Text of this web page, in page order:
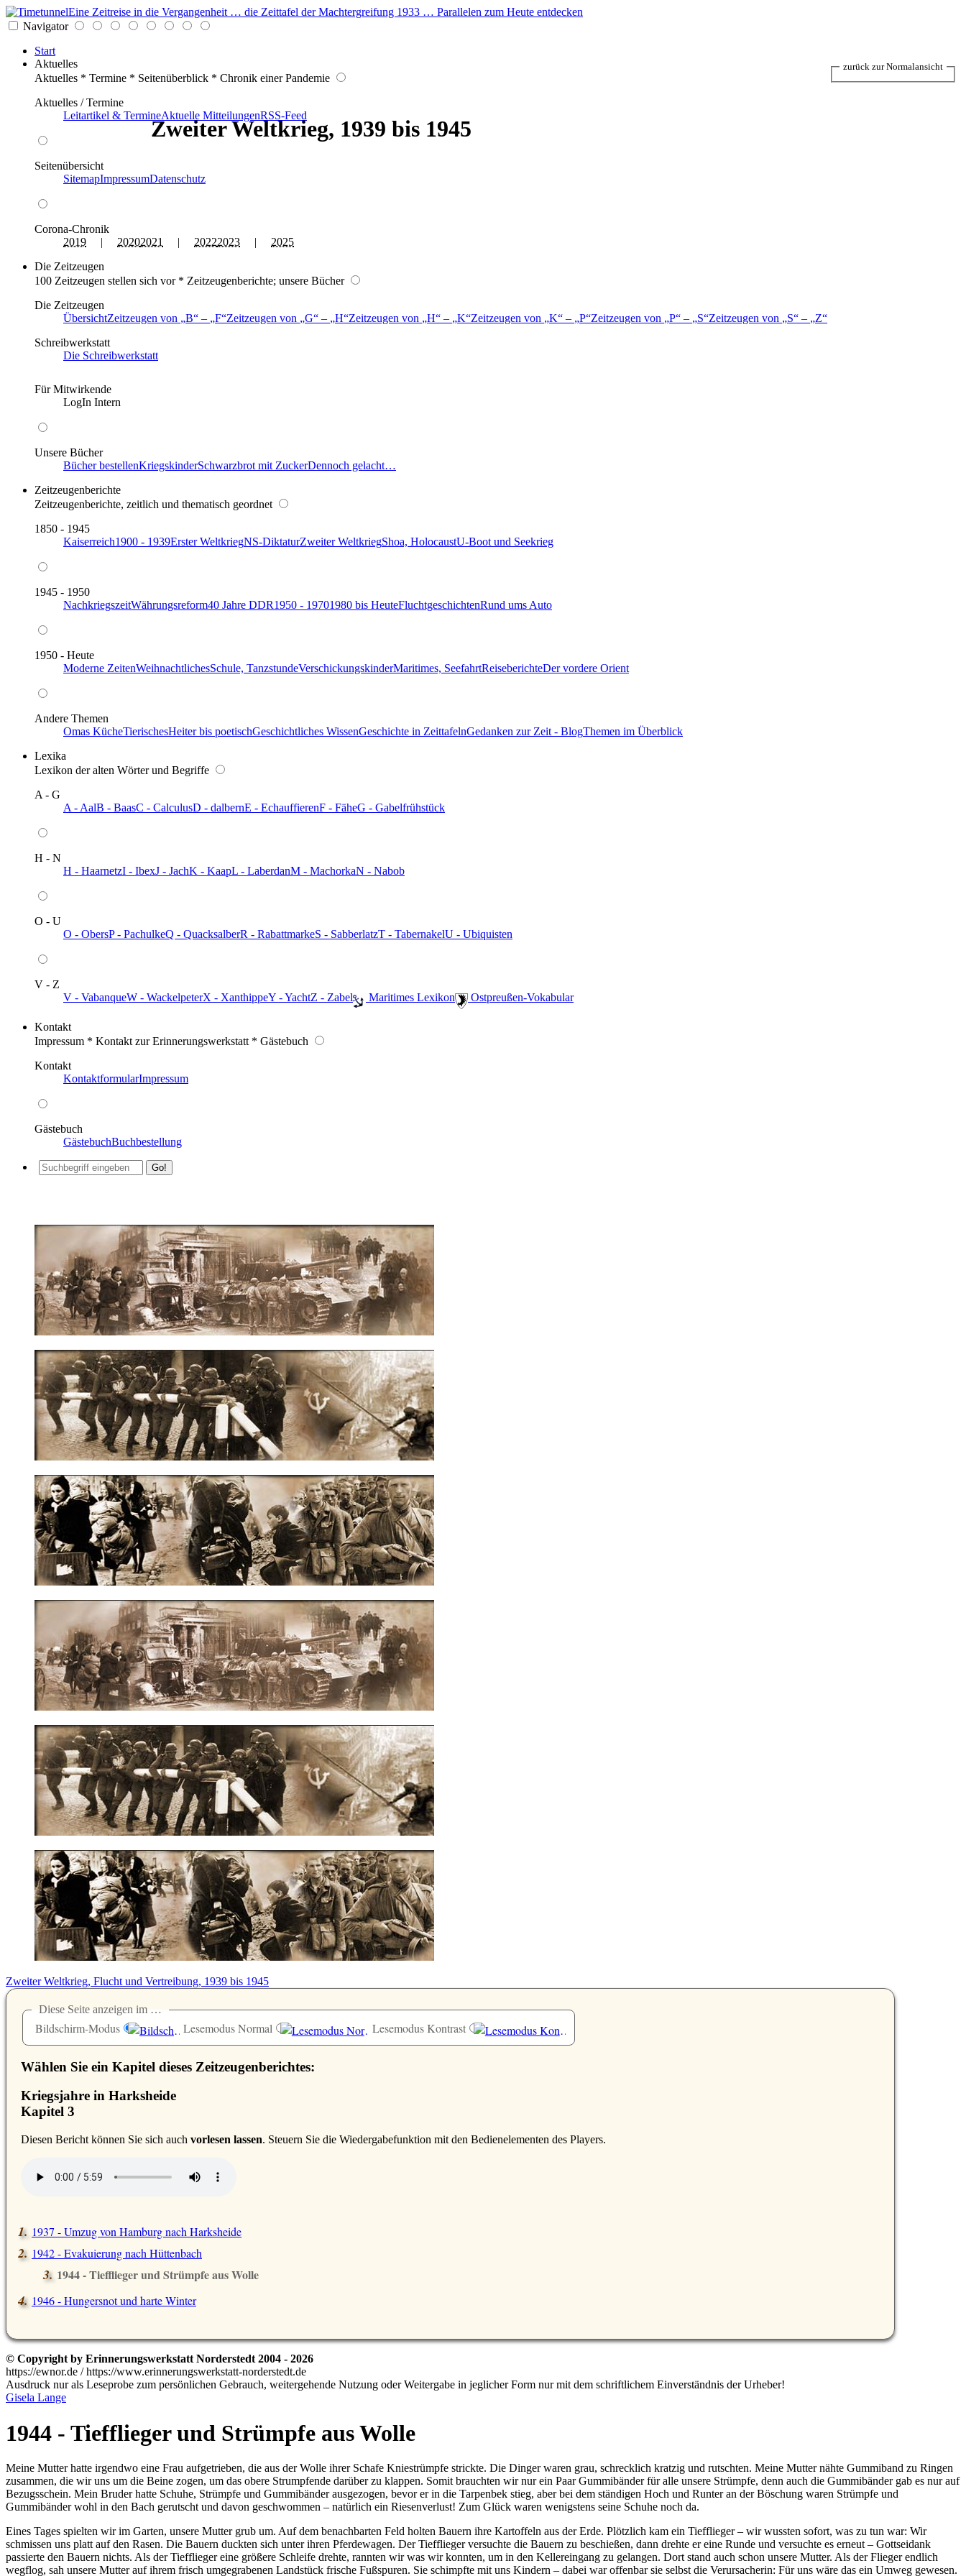
Eine Zeitreise in die Vergangenheit … die Zeittafel der Machtergreifung 1933 … Parallelen zum Heute entdecken
Navigator
Start
Aktuelles
Aktuelles * Termine * Seitenüberblick * Chronik einer Pandemie
Aktuelles / Termine
Leitartikel & TermineAktuelle MitteilungenRSS-Feed
Seitenübersicht
SitemapImpressumDatenschutz
Corona-Chronik
2019 | 20202021 | 20222023 | 2025
Die Zeitzeugen
100 Zeitzeugen stellen sich vor * Zeitzeugenberichte; unsere Bücher
Die Zeitzeugen
ÜbersichtZeitzeugen von B – F Zeitzeugen von G – H Zeitzeugen von H – K Zeitzeugen von K – P Zeitzeugen von P – S Zeitzeugen von S –
Z
Schreibwerkstatt
Die Schreibwerkstatt
Für Mitwirkende
LogIn Intern
Unsere Bücher
Bücher bestellenKriegskinderSchwarzbrot mit ZuckerDennoch gelacht…
Zeitzeugenberichte
Zeitzeugenberichte, zeitlich und thematisch geordnet
1850 - 1945
Kaiserreich1900 - 1939Erster WeltkriegNS-DiktaturZweiter WeltkriegShoa, HolocaustU-Boot und Seekrieg
1945 - 1950
NachkriegszeitWährungsreform40 Jahre DDR1950 - 19701980 bis HeuteFluchtgeschichtenRund ums Auto
1950 - Heute
Moderne ZeitenWeihnachtlichesSchule, TanzstundeVerschickungskinderMaritimes, SeefahrtReiseberichteDer vordere Orient
Andere Themen
Omas KücheTierischesHeiter bis poetischGeschichtliches WissenGeschichte in ZeittafelnGedanken zur Zeit - BlogThemen im Überblick
Lexika
Lexikon der alten Wörter und Begriffe
A - G
A - AalB - BaasC - CalculusD - dalbernE - EchauffierenF - FäheG - Gabelfrühstück
H - N
H - HaarnetzI - IbexJ - JachK - KaapL - LaberdanM - MachorkaN - Nabob
O - U
O - ObersP - PachulkeQ - QuacksalberR - RabattmarkeS - SabberlatzT - TabernakelU - Ubiquisten
V - Z
V - VabanqueW - WackelpeterX - XanthippeY - YachtZ - Zabel ️ Maritimes Lexikon ️ Ostpreußen-Vokabular
Kontakt
Impressum * Kontakt zur Erinnerungswerkstatt * Gästebuch
Kontakt
KontaktformularImpressum
Gästebuch
GästebuchBuchbestellung
Zweiter Weltkrieg, 1939 bis 1945
Zweiter Weltkrieg, Flucht und Vertreibung, 1939 bis 1945
Diese Seite anzeigen im …
Bildschirm-Modus Lesemodus Normal Lesemodus Kontrast
Wählen Sie ein Kapitel dieses Zeitzeugenberichtes:
Kriegsjahre in Harksheide
Kapitel 3
Diesen Bericht können Sie sich auch vorlesen lassen. Steuern Sie die Wiedergabefunktion mit den Bedienelementen des Players.
1937 - Umzug von Hamburg nach Harksheide
1942 - Evakuierung nach Hüttenbach
1944 - Tiefflieger und Strümpfe aus Wolle
1946 - Hungersnot und harte Winter
© Copyright by Erinnerungswerkstatt Norderstedt 2004 - 2026
https://ewnor.de / https://www.erinnerungswerkstatt-norderstedt.de
Ausdruck nur als Leseprobe zum persönlichen Gebrauch, weitergehende Nutzung oder Weitergabe in jeglicher Form nur mit dem schriftlichem Einverständnis der Urheber!
zurück zur Normalansicht
Gisela Lange
1944 - Tiefflieger und Strümpfe aus Wolle
Meine Mutter hatte irgendwo eine Frau aufgetrieben, die aus der Wolle ihrer Schafe Kniestrümpfe strickte. Die Dinger waren grau, schrecklich kratzig und rutschten. Meine Mutter nähte Gummiband zu Ringen
zusammen, die wir uns um die Beine zogen, um das obere Strumpfende darüber zu klappen. Somit brauchten wir nur ein Paar Gummibänder für alle unsere Strümpfe, denn auch die Gummibänder gab es nur auf
Bezugsschein. Mein Bruder hatte Schuhe, Strümpfe und Gummibänder ausgezogen, bevor er in die Tarpenbek stieg, aber bei dem ständigen Hoch und Runter an der Böschung waren Strümpfe und
Gummibänder wohl in den Bach gerutscht und davon geschwommen – natürlich ein Riesenverlust! Zum Glück waren wenigstens seine Schuhe noch da.
Eines Tages spielten wir im Garten, unsere Mutter grub um. Auf dem benachbarten Feld holten Bauern ihre Kartoffeln aus der Erde. Plötzlich kam ein Tiefflieger – wir wussten sofort, was zu tun war: Wir
schmissen uns platt auf den Rasen. Die Bauern duckten sich unter ihren Pferdewagen. Der Tiefflieger versuchte die Bauern zu beschießen, dann drehte er eine Runde und versuchte es erneut – Gottseidank
passierte den Bauern nichts. Als der Tiefflieger eine größere Schleife drehte, rannten wir was wir konnten, um in den Kellereingang zu gelangen. Dort stand auch schon unsere Mutter. Als der Flieger endlich
wegflog, sah unsere Mutter auf ihrem frisch umgegrabenen Landstück frische Fußspuren. Sie schimpfte mit uns Kindern – dabei war offenbar sie selbst die Verursacherin: Für uns wäre das ein Umweg gewesen.